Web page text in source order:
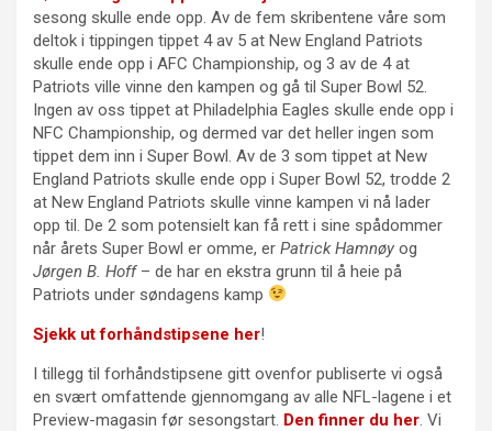
sesong skulle ende opp. Av de fem skribentene våre som
deltok i tippingen tippet 4 av 5 at New England Patriots
skulle ende opp i AFC Championship, og 3 av de 4 at
Patriots ville vinne den kampen og gå til Super Bowl 52.
Ingen av oss tippet at Philadelphia Eagles skulle ende opp i
NFC Championship, og dermed var det heller ingen som
tippet dem inn i Super Bowl. Av de 3 som tippet at New
England Patriots skulle ende opp i Super Bowl 52, trodde 2
at New England Patriots skulle vinne kampen vi nå lader
opp til. De 2 som potensielt kan få rett i sine spådommer
når årets Super Bowl er omme, er Patrick Hamnøy og
Jørgen B. Hoff– de har en ekstra grunn til å heie på
Patriots under søndagens kamp
Sjekk ut forhåndstipsene her!
I tillegg til forhåndstipsene gitt ovenfor publiserte vi også
en svært omfattende gjennomgang av alle NFL-lagene i et
Preview-magasin før sesongstart. Den finner du her. Vi